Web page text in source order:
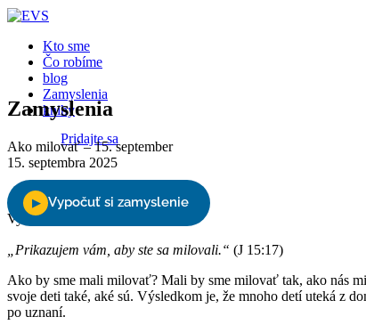
Close
Kto sme
Čo robíme
blog
Zamyslenia
knihy
Pridajte sa
Vyberte stranu
Zamyslenia
Ako milovať – 15. september
15. septembra 2025
„Prikazujem vám, aby ste sa milovali.“ (J 15:17)
Ako by sme mali milovať? Mali by sme milovať tak, ako nás
svoje deti také, aké sú. Výsledkom je, že mnoho detí uteká z
po uznaní.